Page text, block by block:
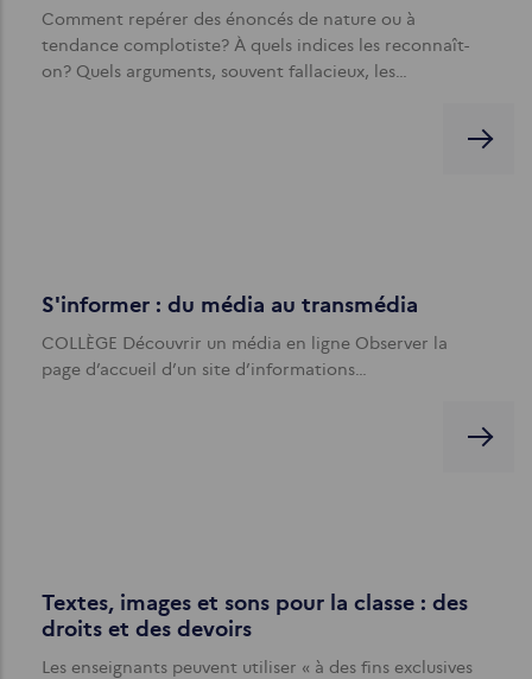
Comment repérer des énoncés de nature ou à
tendance complotiste? À quels indices les reconnaît-
on? Quels arguments, souvent fallacieux, les…
S'informer : du média au transmédia
COLLÈGE Découvrir un média en ligne Observer la
page d’accueil d’un site d’informations…
Textes, images et sons pour la classe : des
droits et des devoirs
Les enseignants peuvent utiliser « à des fins exclusives